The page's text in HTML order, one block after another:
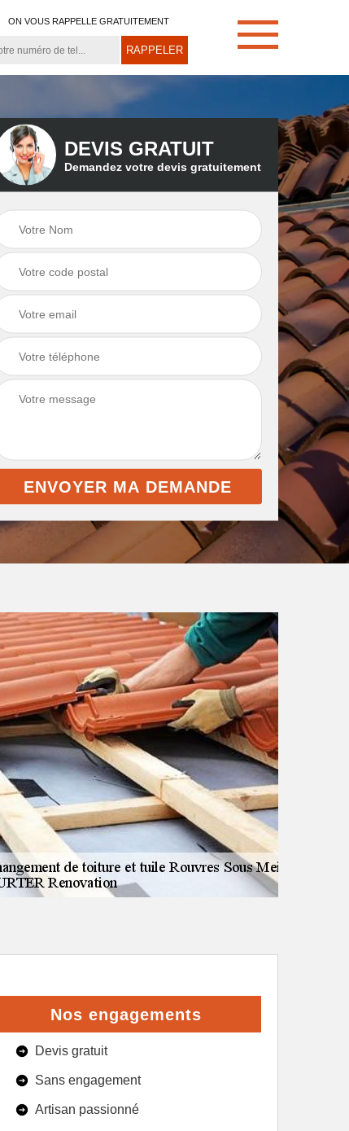
ON VOUS RAPPELLE GRATUITEMENT
Démoussage de
toiture 21
Couvreur zingueur
21
DEVIS GRATUIT
Demandez votre devis gratuitement
Nos engagements
Devis gratuit
Sans engagement
Artisan passionné